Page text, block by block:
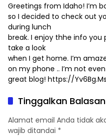
Greetings from Idaho! I’m
so I decided to check out
during lunch
break. I enjoy thhe info you
take a look
when I get home. I’m
on my phone .. I’m not even
great blog! https://
Tinggalkan Balasan
Alamat email Anda tidak
wajib ditandai *